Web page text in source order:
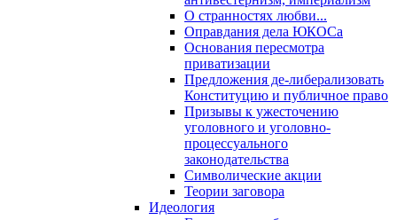
О странностях любви...
Оправдания дела ЮКОСа
Основания пересмотра
приватизации
Предложения де-либерализовать
Конституцию и публичное право
Призывы к ужесточению
уголовного и уголовно-
процессуального
законодательства
Символические акции
Теории заговора
Идеология